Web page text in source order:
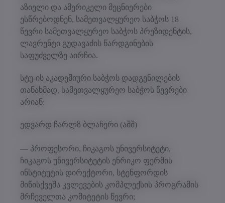
აზიელი და ამერიკელი მეცნიერები
ესწრებოდნენ, სამეთვალყურეო საბჭოს 18
წევრი სამეთვალყურეო საბჭოს პრეზიდენტის,
ლავრენტი გუდავაძის წარდგინების
საფუძველზე აირჩია.
სტუ-ის აკადემიური საბჭოს დადგენილების
თანახმად, სამეთვალყურეო საბჭოს წევრები
არიან:
ედვარდ ჩარლზ ბლაჩერი (აშშ)
— პროფესორი, ჩიკაგოს უნივერსიტეტი,
ჩიკაგოს უნივერსიტეტის ენრიკო ფერმის
ინსტიტუტის დირექტორი, სტენფორდის
მიწისქვეშა კვლევების კომპლექსის პროგრამის
მრჩეველთა კომიტეტის წევრი;